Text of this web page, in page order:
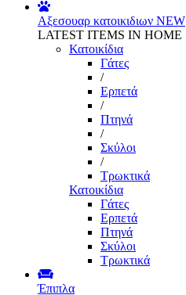
Αξεσουαρ κατοικιδιων NEW
LATEST ITEMS IN HOME
Κατοικίδια
Γάτες
/
Ερπετά
/
Πτηνά
/
Σκύλοι
/
Τρωκτικά
Κατοικίδια
Γάτες
Ερπετά
Πτηνά
Σκύλοι
Τρωκτικά
Έπιπλα